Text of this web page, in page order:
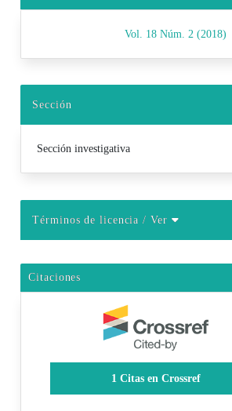
Vol. 18 Núm. 2 (2018)
Sección
Sección investigativa
Términos de licencia/ Ver
Citaciones
1Citas en Crossref